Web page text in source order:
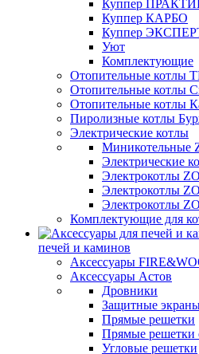
Куппер
Куппер КАРБО
Куппер
Уют
Комплектующие
Отопительные котлы
Отопительные котлы
Отопительные котлы
Пиролизные котлы
Электрические котлы
Миникотельные
Электрические
Электрокотлы
Электрокотлы
Электрокотлы
Комплектующие для
печей и каминов
Аксессуары
Аксессуары Астов
Дровники
Защитные
Прямые решетки
Прямые решетки
Угловые решетки